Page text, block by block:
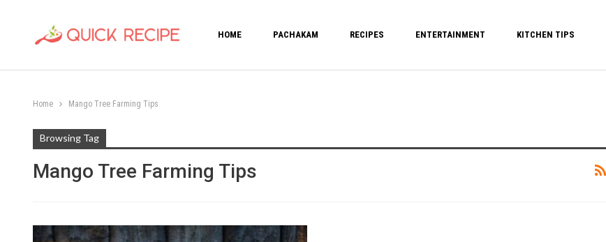
HOME PACHAKAM RECIPES ENTERTAINMENT KITCHEN TIPS
Home Mango Tree Farming Tips
Browsing Tag
Mango Tree Farming Tips